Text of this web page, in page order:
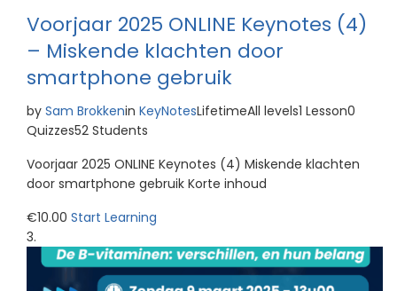
Voorjaar 2025 ONLINE Keynotes (4)
– Miskende klachten door
smartphone gebruik
by Sam Brokkenin KeyNotesLifetimeAll levels1 Lesson0
Quizzes52 Students
Voorjaar 2025 ONLINE Keynotes (4) Miskende klachten
door smartphone gebruik Korte inhoud
€10.00 Start Learning